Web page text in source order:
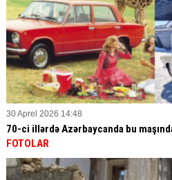
30 Aprel 2026 14:48
70-ci illərdə Azərbaycanda bu
FOTOLAR